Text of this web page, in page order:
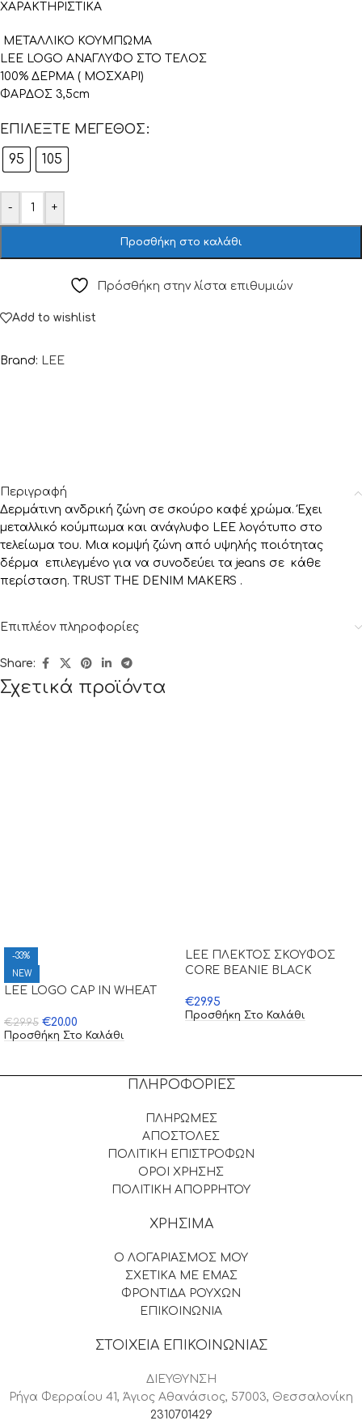
ΧΑΡΑΚΤΗΡΙΣΤΙΚΑ
ΜΕΤΑΛΛΙΚΟ ΚΟΥΜΠΩΜΑ
LEE LOGO ΑΝΑΓΛΥΦΟ ΣΤΟ ΤΕΛΟΣ
100% ΔΕΡΜΑ ( ΜΟΣΧΑΡΙ)
ΦΑΡΔΟΣ 3,5cm
ΕΠΙΛΈΞΤΕ ΜΈΓΕΘΟΣ
95 105
- +
Προσθήκη στο καλάθι
Πρόσθήκη στην λίστα επιθυμιών
Add to wishlist
Brand: LEE
Περιγραφή
Δερμάτινη ανδρική ζώνη σε σκούρο καφέ χρώμα. Έχει
μεταλλικό κούμπωμα και ανάγλυφο LEE λογότυπο στο
τελείωμα του. Μια κομψή ζώνη από υψηλής ποιότητας
δέρμα επιλεγμένο για να συνοδεύει τα jeans σε κάθε
περίσταση. TRUST THE DENIM MAKERS .
Επιπλέον πληροφορίες
Share:
Σχετικά προϊόντα
-33%
NEW
LEE LOGO CAP IN WHEAT
€29.95 €20.00
Προσθήκη Στο Καλάθι
LEE ΠΛΕΚΤΟΣ ΣΚΟΥΦΟΣ
CORE BEANIE BLACK
€29.95
Προσθήκη Στο Καλάθι
ΠΛΗΡΟΦΟΡΙΕΣ
ΠΛΗΡΩΜΕΣ
ΑΠΟΣΤΟΛΕΣ
ΠΟΛΙΤΙΚΗ ΕΠΙΣΤΡΟΦΩΝ
ΟΡΟΙ ΧΡΗΣΗΣ
ΠΟΛΙΤΙΚΗ ΑΠΟΡΡΗΤΟΥ
ΧΡΗΣΙΜΑ
Ο ΛΟΓΑΡΙΑΣΜΟΣ ΜΟΥ
ΣΧΕΤΙΚΑ ΜΕ ΕΜΑΣ
ΦΡΟΝΤΙΔΑ ΡΟΥΧΩΝ
ΕΠΙΚΟΙΝΩΝΙΑ
ΣΤΟΙΧΕΙΑ ΕΠΙΚΟΙΝΩΝΙΑΣ
ΔΙΕΥΘΥΝΣΗ
Ρήγα Φερραίου 41, Άγιος Αθανάσιος, 57003, Θεσσαλονίκη
2310701429